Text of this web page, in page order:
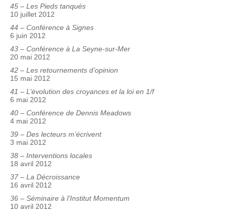
45 – Les Pieds tanqués
10 juillet 2012
44 – Conférence à Signes
6 juin 2012
43 – Conférence à La Seyne-sur-Mer
20 mai 2012
42 – Les retournements d’opinion
15 mai 2012
41 – L’évolution des croyances et la loi en 1/f
6 mai 2012
40 – Conférence de Dennis Meadows
4 mai 2012
39 – Des lecteurs m’écrivent
3 mai 2012
38 – Interventions locales
18 avril 2012
37 – La Décroissance
16 avril 2012
36 – Séminaire à l’Institut Momentum
10 avril 2012